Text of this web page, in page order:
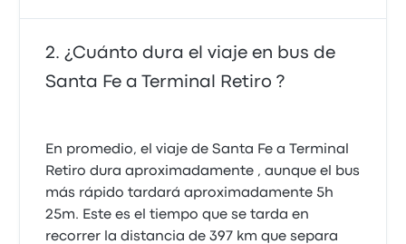
¿Cuánto dura el viaje en bus de
Santa Fe a Terminal Retiro ?
En promedio, el viaje de Santa Fe a Terminal
Retiro dura aproximadamente , aunque el bus
más rápido tardará aproximadamente 5h
25m. Este es el tiempo que se tarda en
recorrer la distancia de 397 km que separa